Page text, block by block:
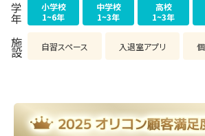
学年
小学校
1~6年
中学校
1~3年
高校
1~3年
施設 自習スペース 入退室アプリ